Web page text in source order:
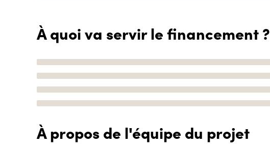
À quoi va servir le financement ?
À propos de l'équipe du projet